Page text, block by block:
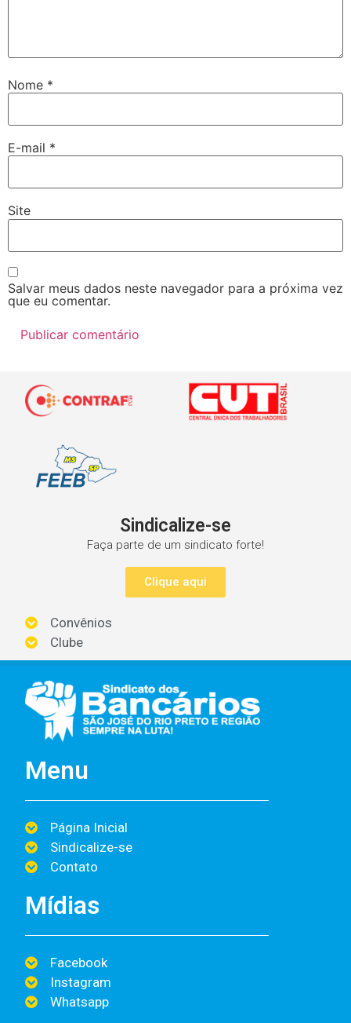
Nome *
E-mail *
Site
Salvar meus dados neste navegador para a próxima vez
que eu comentar.
Sindicalize-se
Faça parte de um sindicato forte!
Clique aqui
Convênios
Clube
Menu
Página Inicial
Sindicalize-se
Contato
Mídias
Facebook
Instagram
Whatsapp